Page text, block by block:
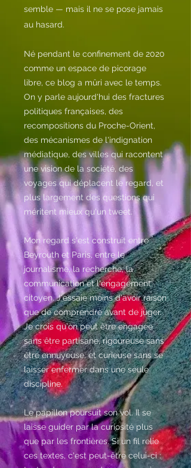
semble — mais il ne se pose jamais
au hasard.
Né pendant le confinement de 2020
comme un espace de picorage
libre, ce blog a mûri avec le temps.
On y parle aujourd'hui des fractures
politiques françaises, des
recompositions du Proche-Orient,
des mécanismes de l'indignation
médiatique, des villes qui racontent
une vision de la société, des
voyages qui déplacent le regard, et
plus largement des questions qui
méritent mieux qu'un tweet.
Mon regard s'est construit entre
Beyrouth et Paris, entre le
journalisme, la recherche, la
communication et l'engagement
citoyen. J'essaie moins d'avoir raison
que de comprendre avant de juger.
Je crois qu'on peut être engagée
sans être partisane, rigoureuse sans
être ennuyeuse, et curieuse sans se
laisser enfermer dans une seule
discipline.
Le papillon poursuit son vol. Il se
laisse guider par la curiosité plus
que par les frontières. Si un fil relie
ces textes, c'est peut-être celui-ci :